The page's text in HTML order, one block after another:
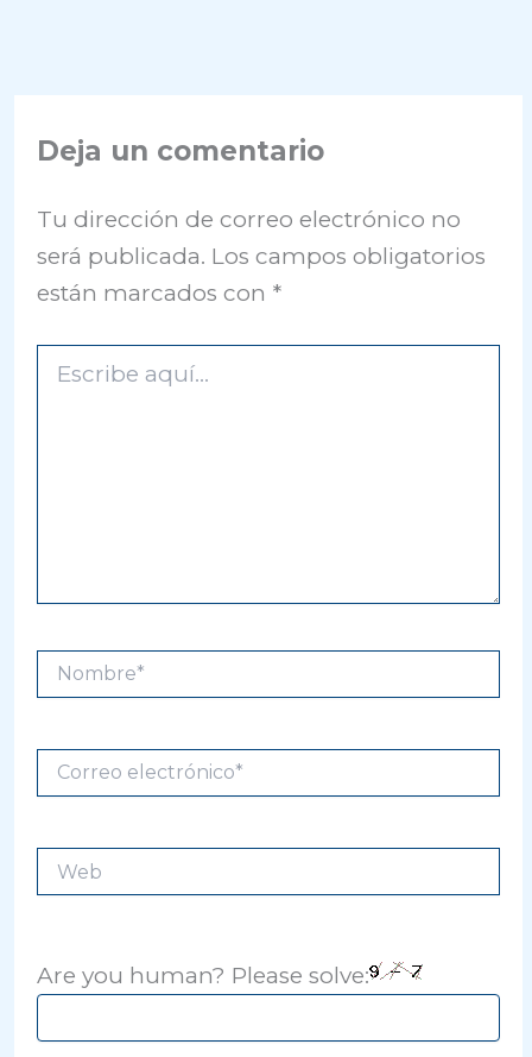
Deja un comentario
Tu dirección de correo electrónico no
será publicada. Los campos obligatorios
están marcados con *
aquí...
Nombre*
Correo
electrónico*
Are you human? Please solve: